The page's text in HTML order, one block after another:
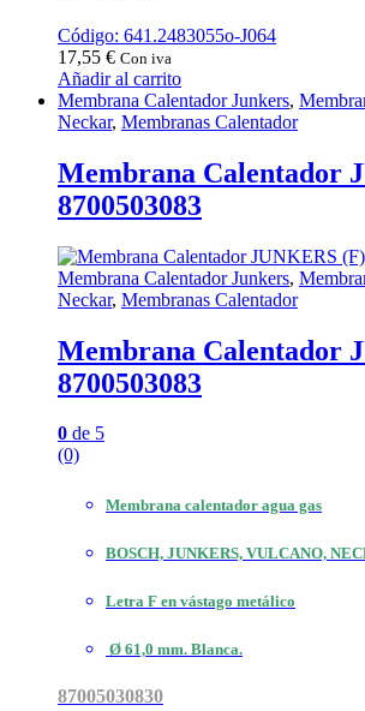
Código: 641.2483055o-J064
17,55 € Con iva
Añadir al carrito
Membrana Calentador Junkers,
Neckar, Membranas Calentador
Membrana Calentador
8700503083
Membrana Calentador Junkers,
Neckar, Membranas Calentador
Membrana Calentador
8700503083
0 de 5
(0)
Membrana calentador agua gas
BOSCH, JUNKERS, VULCANO,
Letra F en vástago metálico
Ø 61,0 mm. Blanca.
87005030830